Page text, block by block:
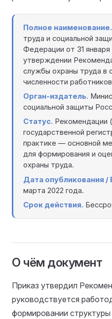
Полное наименование.
труда и социальной
Федерации от 31
утверждении
службы охраны труда в
численности
Орган-издатель.
социальной защиты
Статус. Рекомендации
государственной
практике — основной
для формирования и
охраны труда.
Дата опубликования /
марта 2022 года.
Срок действия.
О чём документ
Приказ утвердил
руководствуется
формировании